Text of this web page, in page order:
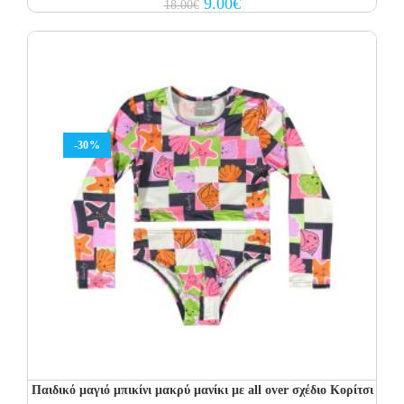
18.00€
price
price
-30%
Παιδικό μαγιό μπικίνι μακρύ μανίκι με all over σχέδιο Κορίτσι